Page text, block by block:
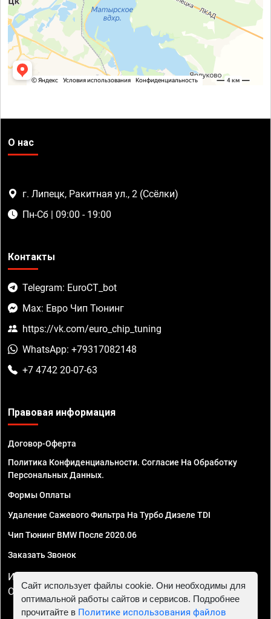
О нас
г. Липецк, Ракитная ул., 2 (Ссёлки)
Пн-Сб | 09:00 - 19:00
Контакты
Telegram: EuroCT_bot
Max: Евро Чип Тюнинг
https://vk.com/euro_chip_tuning
WhatsApp: +79317082148
+7 4742 20-07-63
Правовая информация
Договор-Оферта
Политика Конфиденциальности. Согласие На Обработку
Персональных Данных.
Формы Оплаты
Удаление Сажевого Фильтра На Турбо Дизеле TDI
Чип Тюнинг BMW После 2020.06
Заказать Звонок
ИП Смирнов Георгий Павлович. ИНН 781302555843,
ОГРНИП 324470400032610
Сайт использует файлы cookie. Они необходимы для
оптимальной работы сайтов и сервисов. Подробнее
прочитайте в Политике использования файлов